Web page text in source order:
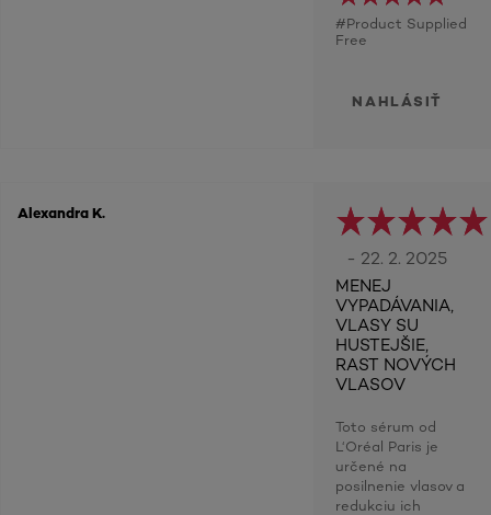
#Product Supplied
Free
NAHLÁSIŤ
Alexandra K.
- 22. 2. 2025
MENEJ
VYPADÁVANIA,
VLASY SU
HUSTEJŠIE,
RAST NOVÝCH
VLASOV
Toto sérum od
L‘Oréal Paris je
určené na
posilnenie vlasov a
redukciu ich